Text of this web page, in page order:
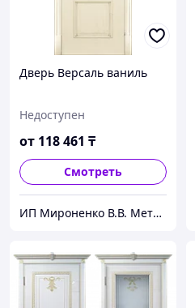
Дверь Версаль ваниль
Недоступен
от 118 461 ₸
Смотреть
ИП Мироненко В.В. Металлические и межкомнатные двери